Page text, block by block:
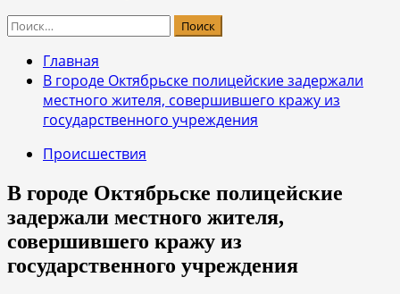
Найти:
Главная
В городе Октябрьске полицейские задержали
местного жителя, совершившего кражу из
государственного учреждения
Происшествия
В городе Октябрьске полицейские
задержали местного жителя,
совершившего кражу из
государственного учреждения